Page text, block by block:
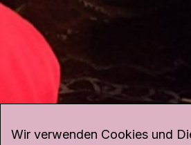
Wir verwenden Cookies und